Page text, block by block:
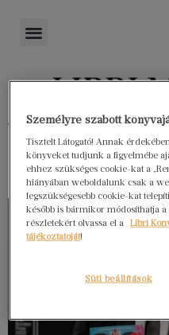
Személyre szabott
Tisztelt Látogató! Annak
könyveket tudjunk a figyelmébe
ehhez szükséges cookie-kat a
hiányában weboldalunk csak a
legszükségesebb cookie-kat
később is bármikor módosíthatja
részletekért olvassa el a
Libri
tájékoztatóját!
Süti beállítások